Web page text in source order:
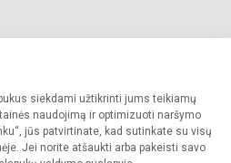
siekdami užtikrinti jums teikiamų
naudojimą ir optimizuoti naršymo
jūs patvirtinate, kad sutinkate su visų
Jei norite atšaukti arba pakeisti savo
mokykla. Visos teisės saugomos.
sutikimo griežtai draudžiama.
Slapukų valdymas